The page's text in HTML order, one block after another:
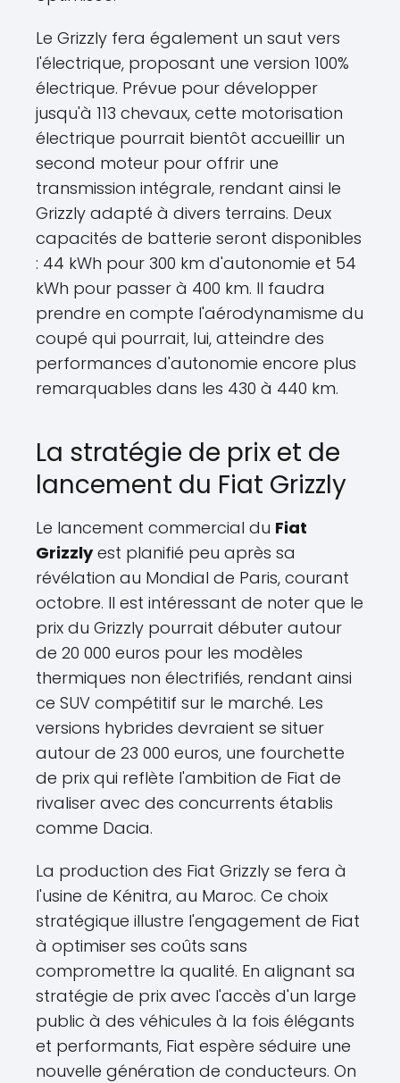
Le Grizzly fera également un saut vers
l'électrique, proposant une version 100%
électrique. Prévue pour développer
jusqu'à 113 chevaux, cette motorisation
électrique pourrait bientôt accueillir un
second moteur pour offrir une
transmission intégrale, rendant ainsi le
Grizzly adapté à divers terrains. Deux
capacités de batterie seront disponibles
: 44 kWh pour 300 km d'autonomie et 54
kWh pour passer à 400 km. Il faudra
prendre en compte l'aérodynamisme du
coupé qui pourrait, lui, atteindre des
performances d'autonomie encore plus
remarquables dans les 430 à 440 km.
La stratégie de prix et de
lancement du Fiat Grizzly
Le lancement commercial du Fiat
Grizzlyest planifié peu après sa
révélation au Mondial de Paris, courant
octobre. Il est intéressant de noter que le
prix du Grizzly pourrait débuter autour
de 20 000 euros pour les modèles
thermiques non électrifiés, rendant ainsi
ce SUV compétitif sur le marché. Les
versions hybrides devraient se situer
autour de 23 000 euros, une fourchette
de prix qui reflète l'ambition de Fiat de
rivaliser avec des concurrents établis
comme Dacia.
La production des Fiat Grizzly se fera à
l'usine de Kénitra, au Maroc. Ce choix
stratégique illustre l'engagement de Fiat
à optimiser ses coûts sans
compromettre la qualité. En alignant sa
stratégie de prix avec l'accès d'un large
public à des véhicules à la fois élégants
et performants, Fiat espère séduire une
nouvelle génération de conducteurs. On